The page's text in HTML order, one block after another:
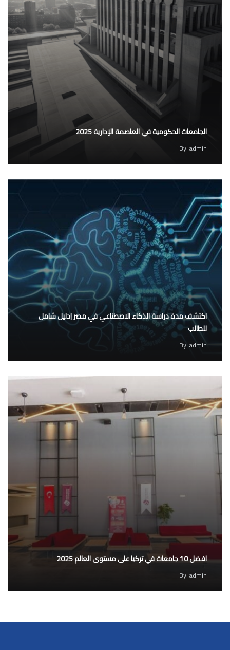
الجامعات الحكومية في العاصمة الإدارية 2025
By admin
اكتشف مدة دراسة الذكاء الاصطناعي في مصر |دليل شامل
للطالب
By admin
افضل 10 جامعات في تركيا على مستوى العالم 2025
By admin